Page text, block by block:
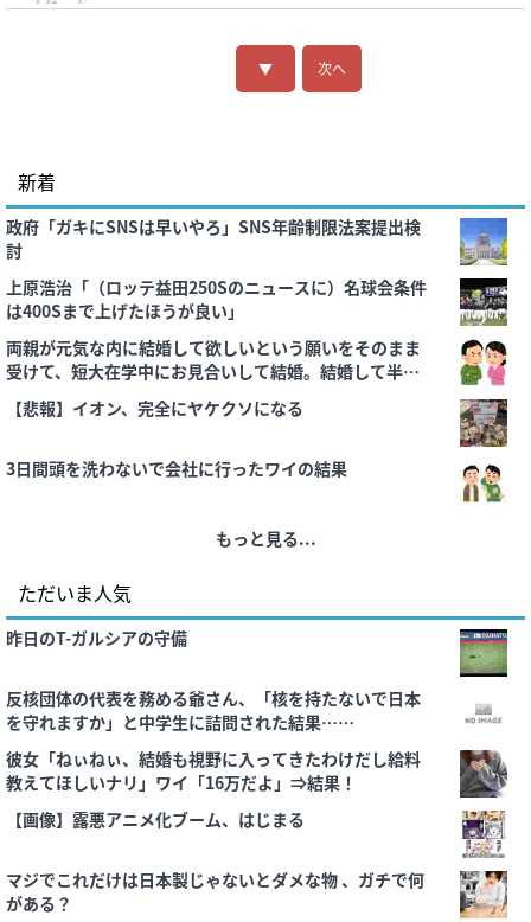
▼ 次へ
新着
政府「ガキにSNSは早いやろ」SNS年齢制限法案提出検
討
上原浩治「（ロッテ益田250Sのニュースに）名球会条件
は400Sまで上げたほうが良い」
両親が元気な内に結婚して欲しいという願いをそのまま
受けて、短大在学中にお見合いして結婚。結婚して半年ほ
ど経った頃、私宛に無記名の封書が届き、そこから生活が
一
【悲報】イオン、完全にヤケクソになる
3日間頭を洗わないで会社に行ったワイの結果
もっと見る...
ただいま人気
昨日のT-ガルシアの守備
反核団体の代表を務める爺さん、「核を持たないで日本
を守れますか」と中学生に詰問された結果……
彼女「ねぃねぃ、結婚も視野に入ってきたわけだし給料
教えてほしいナリ」ワイ「16万だよ」⇒結果！
【画像】露悪アニメ化ブーム、はじまる
マジでこれだけは日本製じゃないとダメな物 、ガチで何
がある？